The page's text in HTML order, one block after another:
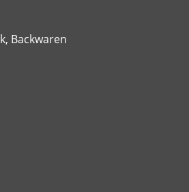
Backwaren